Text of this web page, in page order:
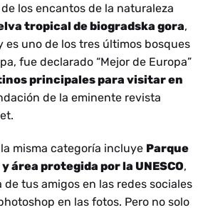
los encantos de la naturaleza
tropical de biogradska gora,
es uno de los tres últimos bosques
fue declarado “Mejor de Europa”
principales para visitar en
de la eminente revista
misma categoría incluye Parque
área protegida por la UNESCO,
de tus amigos en las redes sociales
en las fotos. Pero no solo